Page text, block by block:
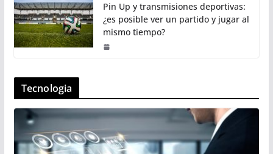
Pin Up y transmisiones deportivas:
¿es posible ver un partido y jugar al
mismo tiempo?
Tecnologia